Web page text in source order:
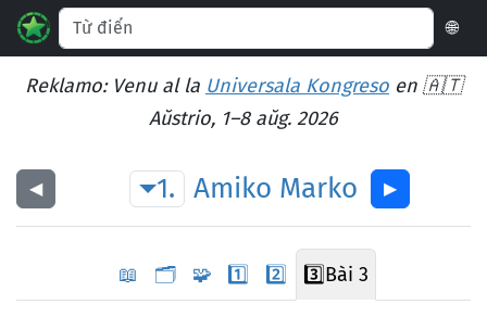
🌐
Reklamo: Venu al la Universala Kongreso en 🇦🇹
Aŭstrio, 1–8 aŭg. 2026
◀︎ 1. Amiko Marko ▶︎
📖 🗂️ 🧩 1️⃣ 2️⃣ 3️⃣Bài 3